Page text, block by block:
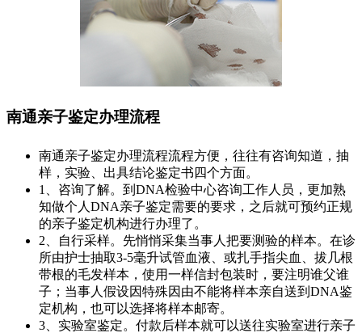
南通亲子鉴定办理流程
南通亲子鉴定办理流程流程方便，往往有咨询知道，抽
样，实验、出具结论鉴定书四个方面。
1、咨询了解。到DNA检验中心咨询工作人员，更加熟
知做个人DNA亲子鉴定需要的要求，之后就可预约正规
的亲子鉴定机构进行办理了。
2、自行采样。先悄悄采集当事人把要测验的样本。在诊
所由护士抽取3-5毫升试管血液、或扎手指尖血、拔几根
带根的毛发样本，使用一样信封包装时，要注明谁父谁
子；当事人假设因特殊因由不能将样本亲自送到DNA鉴
定机构，也可以选择将样本邮寄。
3、实验室鉴定。付款后样本就可以送往实验室进行亲子